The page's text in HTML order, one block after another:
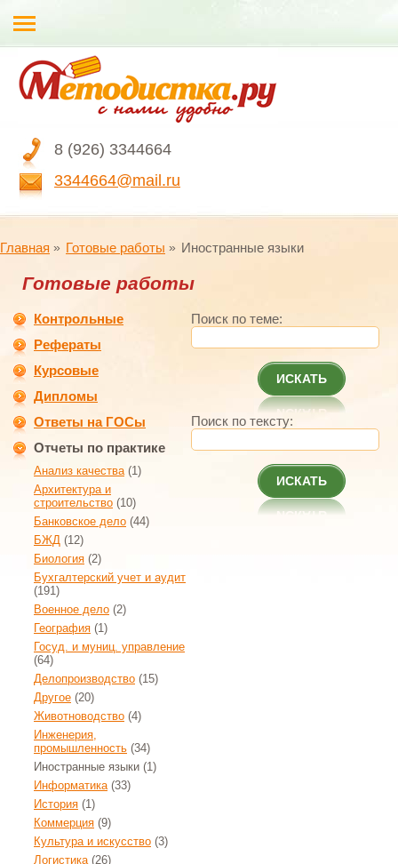
8 (926) 3344664
3344664@mail.ru
Главная Готовые работы Иностранные языки
Готовые работы
Контрольные
Рефераты
Курсовые
Дипломы
Ответы на ГОСы
Отчеты по практике
Анализ качества(1)
Архитектура и
строительство (10)
Банковское дело (44)
БЖД (12)
Биология (2)
Бухгалтерский учет и аудит
(191)
Военное дело (2)
География (1)
Госуд. и муниц. управление
(64)
Делопроизводство (15)
Другое (20)
Животноводство (4)
Инженерия,
промышленность (34)
Иностранные языки (1)
Информатика(33)
История (1)
Коммерция (9)
Культура и искусство (3)
Логистика(26)
Поиск по теме:
ИСКАТЬ
Поиск по тексту:
ИСКАТЬ